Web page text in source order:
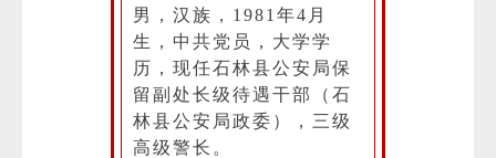
男，汉族，1981年4月
生，中共党员，大学学
历，现任石林县公安局保
留副处长级待遇干部（石
林县公安局政委），三级
高级警长。